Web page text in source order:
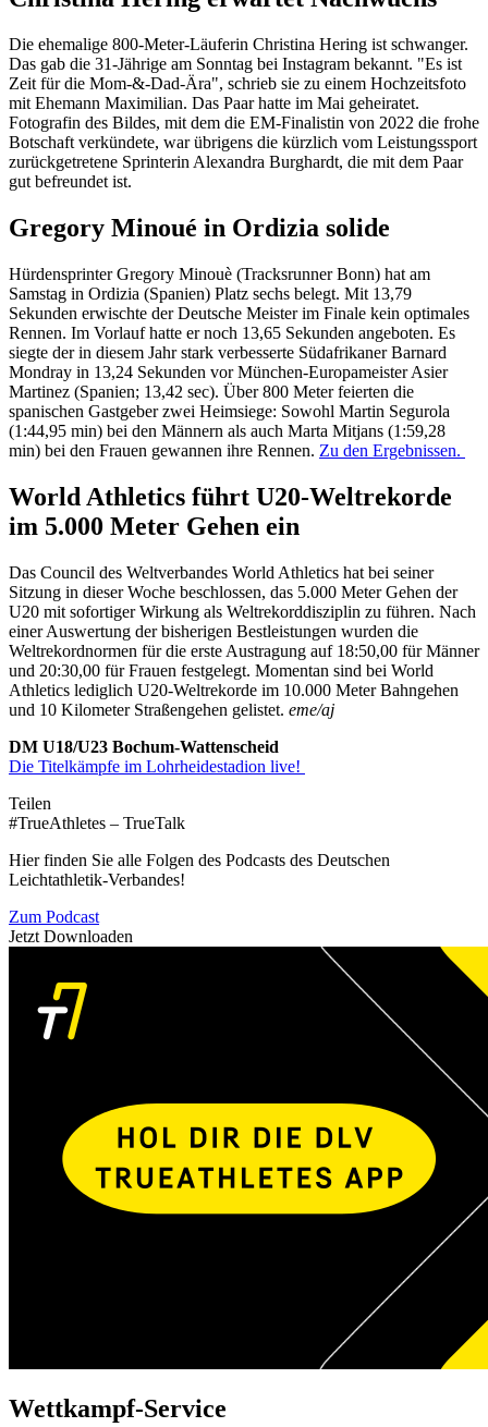
Die ehemalige 800-Meter-Läuferin Christina Hering ist schwanger.
Das gab die 31-Jährige am Sonntag bei Instagram bekannt. "Es ist
Zeit für die Mom-&-Dad-Ära", schrieb sie zu einem Hochzeitsfoto
mit Ehemann Maximilian. Das Paar hatte im Mai geheiratet.
Fotografin des Bildes, mit dem die EM-Finalistin von 2022 die frohe
Botschaft verkündete, war übrigens die kürzlich vom Leistungssport
zurückgetretene Sprinterin Alexandra Burghardt, die mit dem Paar
gut befreundet ist.
Gregory Minoué in Ordizia solide
Hürdensprinter Gregory Minouè (Tracksrunner Bonn) hat am
Samstag in Ordizia (Spanien) Platz sechs belegt. Mit 13,79
Sekunden erwischte der Deutsche Meister im Finale kein optimales
Rennen. Im Vorlauf hatte er noch 13,65 Sekunden angeboten. Es
siegte der in diesem Jahr stark verbesserte Südafrikaner Barnard
Mondray in 13,24 Sekunden vor München-Europameister Asier
Martinez (Spanien; 13,42 sec). Über 800 Meter feierten die
spanischen Gastgeber zwei Heimsiege: Sowohl Martin Segurola
(1:44,95 min) bei den Männern als auch Marta Mitjans (1:59,28
min) bei den Frauen gewannen ihre Rennen. Zu den Ergebnissen.
World Athletics führt U20-Weltrekorde
im 5.000 Meter Gehen ein
Das Council des Weltverbandes World Athletics hat bei seiner
Sitzung in dieser Woche beschlossen, das 5.000 Meter Gehen der
U20 mit sofortiger Wirkung als Weltrekorddisziplin zu führen. Nach
einer Auswertung der bisherigen Bestleistungen wurden die
Weltrekordnormen für die erste Austragung auf 18:50,00 für Männer
und 20:30,00 für Frauen festgelegt. Momentan sind bei World
Athletics lediglich U20-Weltrekorde im 10.000 Meter Bahngehen
und 10 Kilometer Straßengehen gelistet. eme/aj
DM U18/U23 Bochum-Wattenscheid
Die Titelkämpfe im Lohrheidestadion live!
Teilen
#TrueAthletes – TrueTalk
Hier finden Sie alle Folgen des Podcasts des Deutschen
Leichtathletik-Verbandes!
Zum Podcast
Jetzt Downloaden
Wettkampf-Service